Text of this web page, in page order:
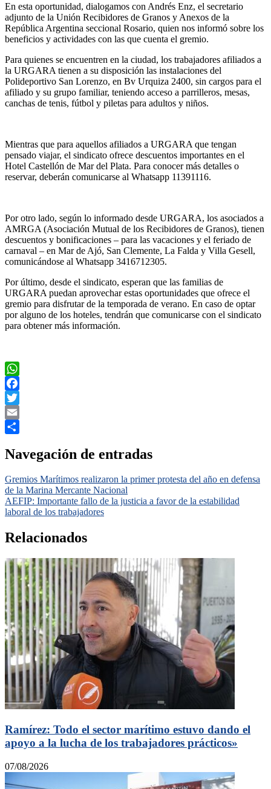
En esta oportunidad, dialogamos con Andrés Enz, el secretario
adjunto de la Unión Recibidores de Granos y Anexos de la
República Argentina seccional Rosario, quien nos informó sobre los
beneficios y actividades con las que cuenta el gremio.
Para quienes se encuentren en la ciudad, los trabajadores afiliados a
la URGARA tienen a su disposición las instalaciones del
Polideportivo San Lorenzo, en Bv Urquiza 2400, sin cargos para el
afiliado y su grupo familiar, teniendo acceso a parrilleros, mesas,
canchas de tenis, fútbol y piletas para adultos y niños.
Mientras que para aquellos afiliados a URGARA que tengan
pensado viajar, el sindicato ofrece descuentos importantes en el
Hotel Castellón de Mar del Plata. Para conocer más detalles o
reservar, deberán comunicarse al Whatsapp 11391116.
Por otro lado, según lo informado desde URGARA, los asociados a
AMRGA (Asociación Mutual de los Recibidores de Granos), tienen
descuentos y bonificaciones – para las vacaciones y el feriado de
carnaval – en Mar de Ajó, San Clemente, La Falda y Villa Gesell,
comunicándose al Whatsapp 3416712305.
Por último, desde el sindicato, esperan que las familias de
URGARA puedan aprovechar estas oportunidades que ofrece el
gremio para disfrutar de la temporada de verano. En caso de optar
por alguno de los hoteles, tendrán que comunicarse con el sindicato
para obtener más información.
WhatsApp
Facebook
Twitter
Email
Navegación de entradas
Gremios Marítimos realizaron la primer protesta del año en defensa
de la Marina Mercante Nacional
AEFIP: Importante fallo de la justicia a favor de la estabilidad
laboral de los trabajadores
Relacionados
Ramírez: Todo el sector marítimo estuvo dando el
apoyo a la lucha de los trabajadores prácticos»
07/08/2026